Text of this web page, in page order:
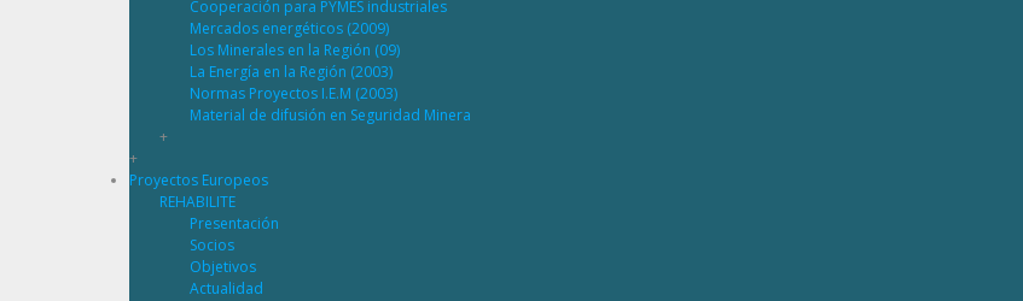
Cooperación para PYMES industriales
Mercados energéticos (2009)
Los Minerales en la Región (09)
La Energía en la Región (2003)
Normas Proyectos I.E.M (2003)
Material de difusión en Seguridad Minera
+
+
Proyectos Europeos
REHABILITE
Presentación
Socios
Objetivos
Actualidad